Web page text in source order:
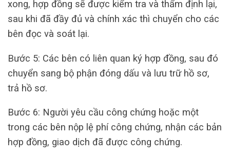
xong, hợp đồng sẽ được kiểm tra và thẩm định lại,
sau khi đã đầy đủ và chính xác thì chuyển cho các
bên đọc và soát lại.
Bước 5: Các bên có liên quan ký hợp đồng, sau đó
chuyển sang bộ phận đóng dấu và lưu trữ hồ sơ,
trả hồ sơ.
Bước 6: Người yêu cầu công chứng hoặc một
trong các bên nộp lệ phí công chứng, nhận các bản
hợp đồng, giao dịch đã được công chứng.